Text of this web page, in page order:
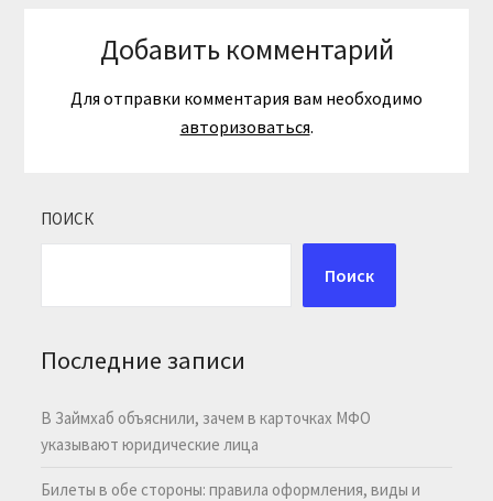
Добавить комментарий
Для отправки комментария вам необходимо
авторизоваться.
ПОИСК
Поиск
Последние записи
В Займхаб объяснили, зачем в карточках МФО
указывают юридические лица
Билеты в обе стороны: правила оформления, виды и